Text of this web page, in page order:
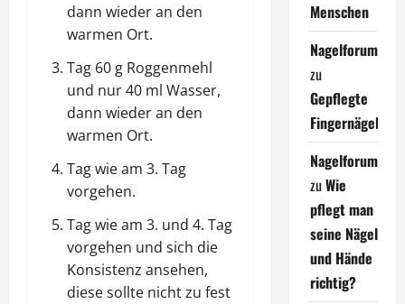
dann wieder an den
warmen Ort.
Tag 60 g Roggenmehl
und nur 40 ml Wasser,
dann wieder an den
warmen Ort.
Tag wie am 3. Tag
vorgehen.
Tag wie am 3. und 4. Tag
vorgehen und sich die
Konsistenz ansehen,
diese sollte nicht zu fest
Menschen
Nagelforum
zu
Gepflegte
Fingernägel
Nagelforum
zuWie
pflegt man
seine Nägel
und Hände
richtig?